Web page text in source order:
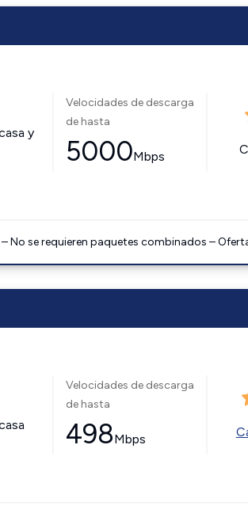
y
Velocidades de descarga
de hasta
5000Mbps
No se requieren paquetes combinados –
Velocidades de descarga
de hasta
498Mbps